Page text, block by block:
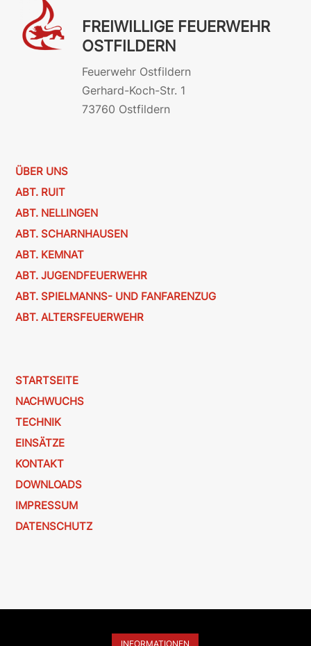
FREIWILLIGE FEUERWEHR
OSTFILDERN
Feuerwehr Ostfildern
Gerhard-Koch-Str. 1
73760 Ostfildern
ÜBER UNS
ABT. RUIT
ABT. NELLINGEN
ABT. SCHARNHAUSEN
ABT. KEMNAT
ABT. JUGENDFEUERWEHR
ABT. SPIELMANNS- UND FANFARENZUG
ABT. ALTERSFEUERWEHR
STARTSEITE
NACHWUCHS
TECHNIK
EINSÄTZE
KONTAKT
DOWNLOADS
IMPRESSUM
DATENSCHUTZ
INFORMATIONEN